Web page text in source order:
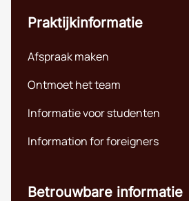
Praktijkinformatie
Afspraak maken
Ontmoet het team
Informatie voor studenten
Information for foreigners
Betrouwbare informatie